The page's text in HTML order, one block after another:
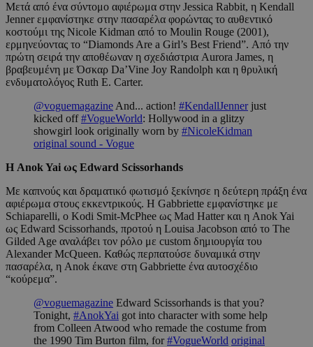
Μετά από ένα σύντομο αφιέρωμα στην Jessica Rabbit, η Kendall
Jenner εμφανίστηκε στην πασαρέλα φορώντας το αυθεντικό
κοστούμι της Nicole Kidman από το Moulin Rouge (2001),
ερμηνεύοντας το “Diamonds Are a Girl’s Best Friend”. Από την
πρώτη σειρά την αποθέωναν η σχεδιάστρια Aurora James, η
βραβευμένη με Όσκαρ Da’Vine Joy Randolph και η θρυλική
ενδυματολόγος Ruth E. Carter.
@voguemagazineAnd... action! #KendallJennerjust
kicked off#VogueWorld: Hollywood in a glitzy
showgirl look originally worn by #NicoleKidman
original sound - Vogue
Η Anok Yai ως Edward Scissorhands
Με καπνούς και δραματικό φωτισμό ξεκίνησε η δεύτερη πράξη ένα
αφιέρωμα στους εκκεντρικούς. Η Gabbriette εμφανίστηκε με
Schiaparelli, ο Kodi Smit-McPhee ως Mad Hatter και η Anok Yai
ως Edward Scissorhands, προτού η Louisa Jacobson από το The
Gilded Age αναλάβει τον ρόλο με custom δημιουργία του
Alexander McQueen. Καθώς περπατούσε δυναμικά στην
πασαρέλα, η Anok έκανε στη Gabbriette ένα αυτοσχέδιο
“κούρεμα”.
@voguemagazine Edward Scissorhands is that you?
Tonight, #AnokYai got into character with some help
from Colleen Atwood who remade the costume from
the 1990 Tim Burton film, for#VogueWorld original